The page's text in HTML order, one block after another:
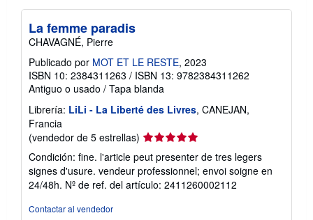
La femme paradis
CHAVAGNÉ, Pierre
Publicado por MOT ET LE RESTE, 2023
ISBN 10: 2384311263 / ISBN 13: 9782384311262
Antiguo o usado / Tapa blanda
Librería: LiLi - La Liberté des Livres, CANEJAN,
Francia
(vendedor de 5 estrellas) Calificación
del
vendedor:
5
de
Condición: fine. l'article peut presenter de tres legers
signes d'usure. vendeur professionnel; envoi soigne en
24/48h. Nº de ref. del artículo: 2411260002112
Contactar al vendedor